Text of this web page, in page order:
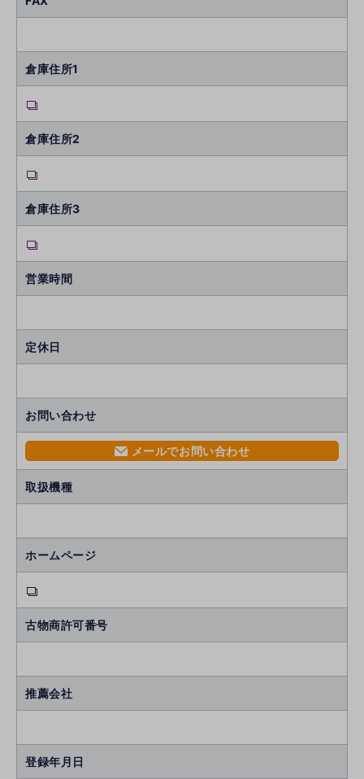
倉庫住所1
倉庫住所2
倉庫住所3
営業時間
定休日
お問い合わせ
mail メールでお問い合わせ
取扱機種
ホームページ
古物商許可番号
推薦会社
登録年月日